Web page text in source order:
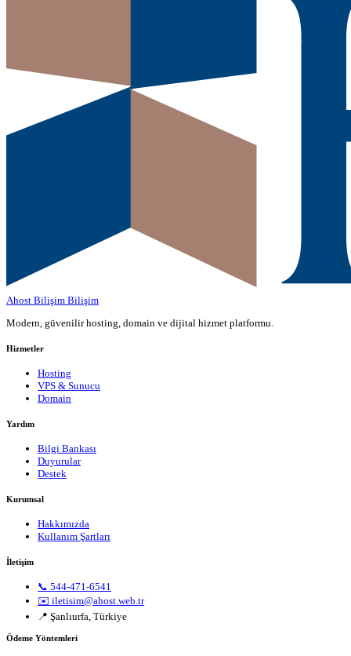
Ahost Bilişim Bilişim
Modern, güvenilir hosting, domain ve dijital hizmet platformu.
Hizmetler
Hosting
VPS & Sunucu
Domain
Yardım
Bilgi Bankası
Duyurular
Destek
Kurumsal
Hakkımızda
Kullanım Şartları
İletişim
📞 544-471-6541
✉️ iletisim@ahost.web.tr
📍 Şanlıurfa, Türkiye
Ödeme Yöntemleri